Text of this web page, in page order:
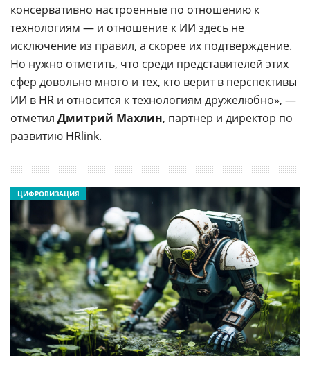
консервативно настроенные по отношению к
технологиям — и отношение к ИИ здесь не
исключение из правил, а скорее их подтверждение.
Но нужно отметить, что среди представителей этих
сфер довольно много и тех, кто верит в перспективы
ИИ в HR и относится к технологиям дружелюбно», —
отметил Дмитрий Махлин, партнер и директор по
развитию HRlink.
ЦИФРОВИЗАЦИЯ